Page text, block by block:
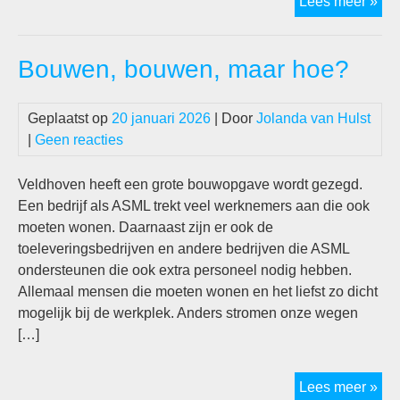
Bouwen, bouwen, maar hoe?
Geplaatst op 20 januari 2026 | Door Jolanda van Hulst
Geen reacties
Veldhoven heeft een grote bouwopgave wordt gezegd.
Een bedrijf als ASML trekt veel werknemers aan die ook
moeten wonen. Daarnaast zijn er ook de
toeleveringsbedrijven en andere bedrijven die ASML
ondersteunen die ook extra personeel nodig hebben.
Allemaal mensen die moeten wonen en het liefst zo dicht
mogelijk bij de werkplek. Anders stromen onze wegen
[…]
Lees meer »